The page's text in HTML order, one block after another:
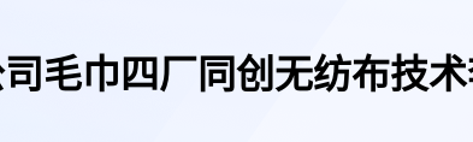
毛巾四厂同创无纺布技